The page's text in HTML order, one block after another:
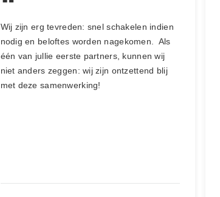
Wij zijn erg tevreden: snel schakelen indien
nodig en beloftes worden nagekomen. Als
één van jullie eerste partners, kunnen wij
niet anders zeggen: wij zijn ontzettend blij
met deze samenwerking!